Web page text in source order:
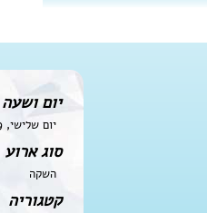
יום ושעה
יום שלישי, 25/9, 13:00 - 14:00
סוג ארוע
השקה
קטגוריה